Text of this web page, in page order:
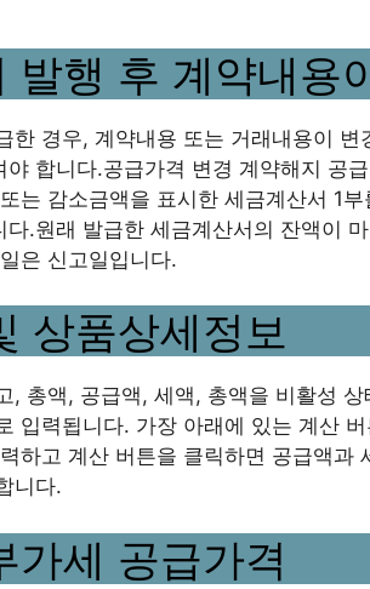
발행 후 계약내용
한 경우, 계약내용 또는 거래내용이
합니다.공급가격 변경 계약해지 공
는 감소금액을 표시한 세금계산서 1
다.원래 발급한 세금계산서의 잔액이
은 신고일입니다.
상품상세정보
, 총액, 공급액, 세액, 총액을 비활성
입력됩니다. 가장 아래에 있는 계산
하고 계산 버튼을 클릭하면 공급액과
니다.
가세 공급가격